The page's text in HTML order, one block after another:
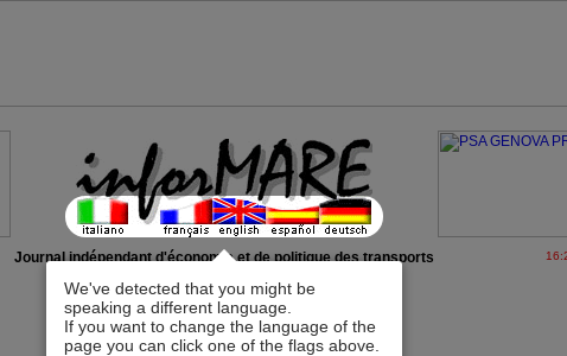
We've detected that you might be
speaking a different language.
If you want to change the language of the
page you can click one of the flags above.
Journal indépendant d'économie et de politique des transports